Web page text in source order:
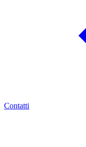
Contatti